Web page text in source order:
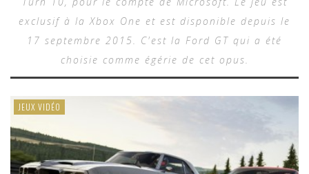
exclusif à la Xbox One et est disponible depuis le
17 septembre 2015. C'est la Ford GT qui a été
choisie comme égérie de cet opus.
JEUX VIDÉO